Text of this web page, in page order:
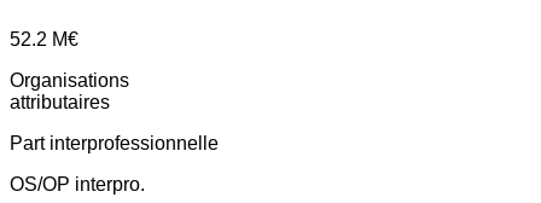
52.2 M€
Organisations
attributaires
Part interprofessionnelle
OS/OP interpro.